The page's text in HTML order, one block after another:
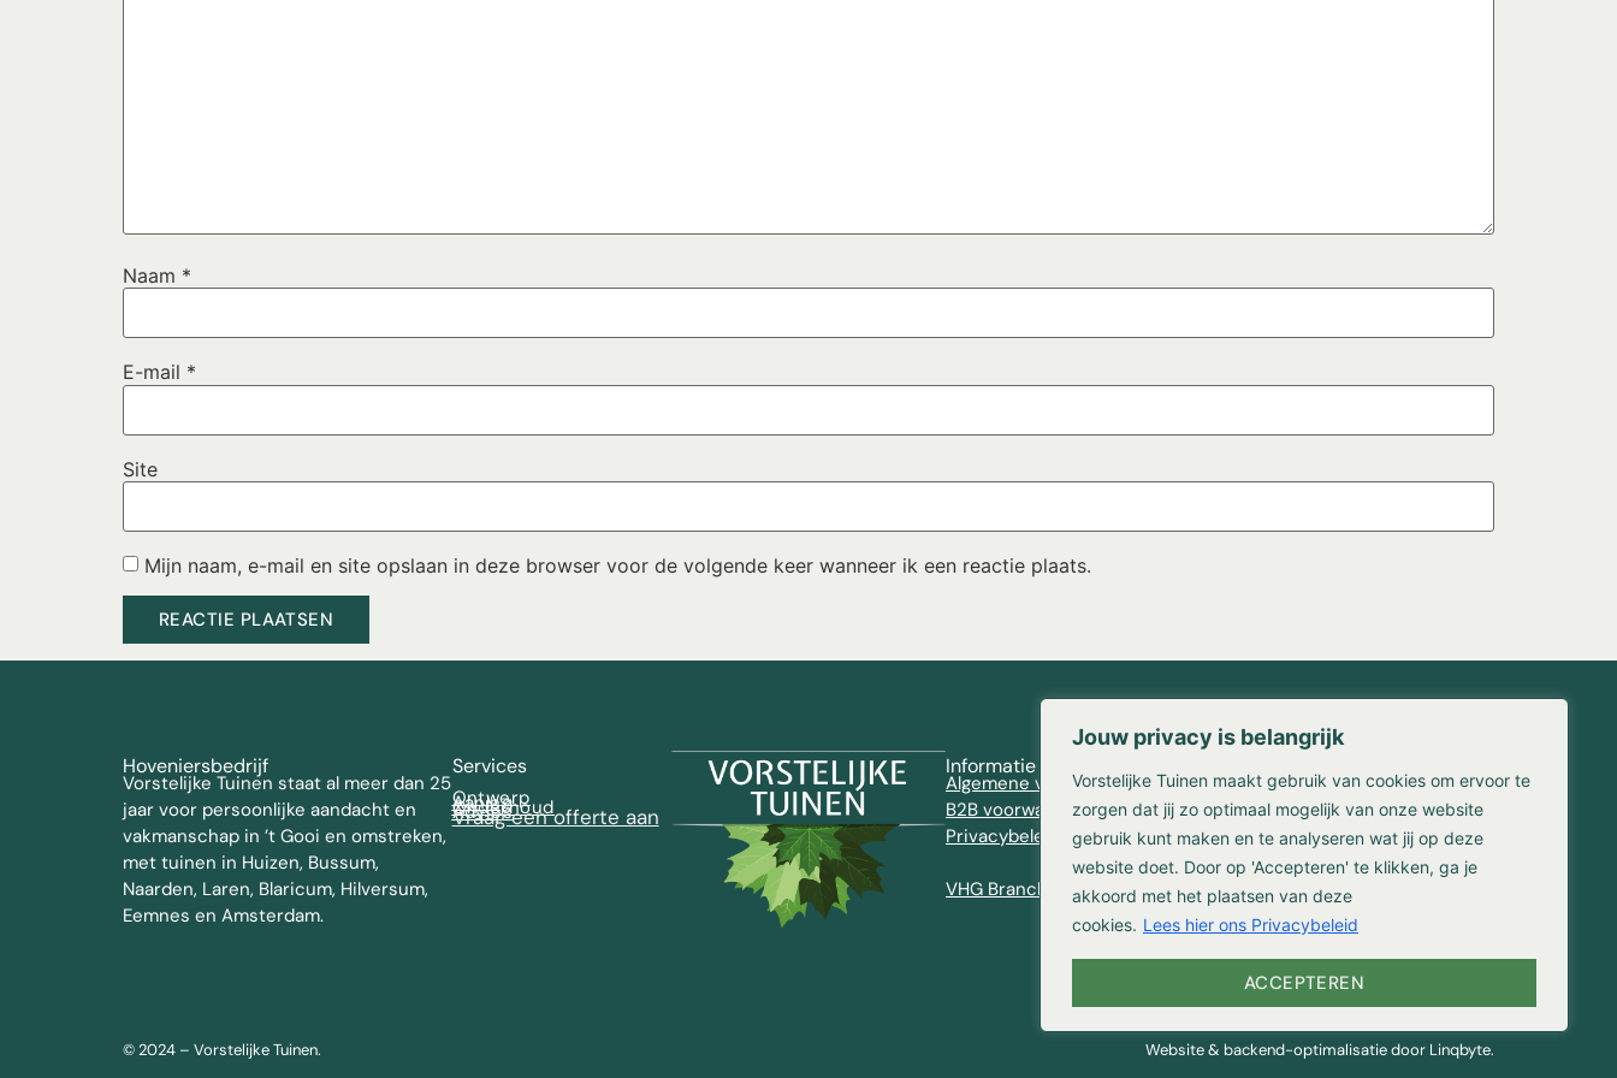
Jouw privacy is belangrijk
Vorstelijke Tuinen maakt gebruik van cookies om ervoor te
zorgen dat jij zo optimaal mogelijk van onze website
gebruik kunt maken en te analyseren wat jij op deze
website doet. Door op 'Accepteren' te klikken, ga je
akkoord met het plaatsen van deze
cookies. Lees hier ons Privacybeleid
ACCEPTEREN
Naam *
E-mail *
Site
Mijn naam, e-mail en site opslaan in deze browser voor de volgende keer wanneer ik een reactie plaats.
Hoveniersbedrijf
Vorstelijke Tuinen staat al meer dan 25
jaar voor persoonlijke aandacht en
vakmanschap in ’t Gooi en omstreken,
met tuinen in Huizen, Bussum,
Naarden, Laren, Blaricum, Hilversum,
Eemnes en Amsterdam.
Services
Ontwerp
Aanleg
Onderhoud
Advies
Vraag een offerte aan
Informatie
Algemene voorwaarden
B2B voorwaarden
Privacybeleid
VHG Branchevereniging
Franse Kampweg 36-38
1406 NW Bussum
(035) 524 3309
info@vorstelijketuinen.nl
© 2024 – Vorstelijke Tuinen. Website & backend-optimalisatie door Linqbyte.